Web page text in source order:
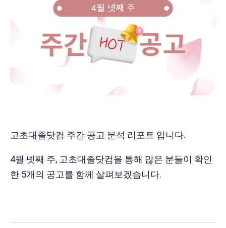
고초대졸닷컴 주간 공고 분석 리포트 입니다.
4월 넷째 주, 고초대졸닷컴을 통해 많은 분들이 확인
한 5개의 공고를 함께 살펴보겠습니다.